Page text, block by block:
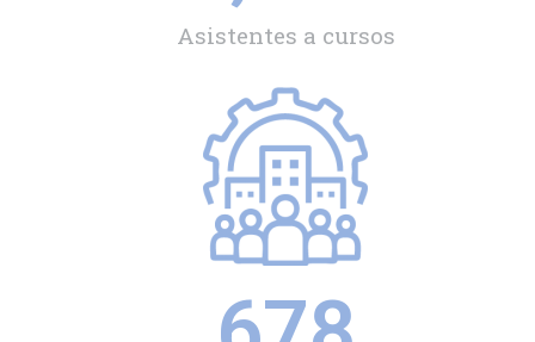
Asistentes a cursos